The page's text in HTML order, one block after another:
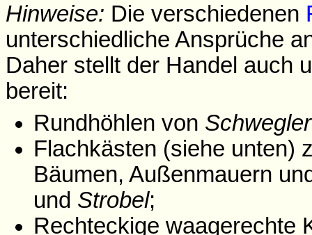
Hinweise: Die verschiedenen
unterschiedliche Ansprüche
Daher stellt der Handel auch
bereit:
Rundhöhlen von Schwegler
Flachkästen (siehe unten)
Bäumen, Außenmauern
und Strobel;
Rechteckige waagerechte